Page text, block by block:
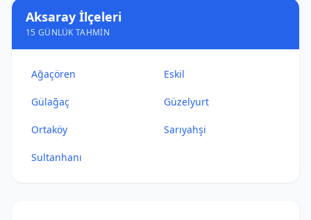
Aksaray İlçeleri
15 GÜNLÜK TAHMIN
Ağaçören Eskil
Gülağaç Güzelyurt
Ortaköy Sarıyahşi
Sultanhanı